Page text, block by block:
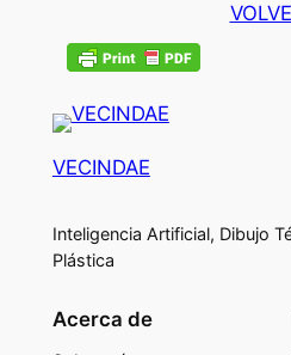
VECINDAE
Inteligencia Artificial, Dibujo
Plástica
Acerca de